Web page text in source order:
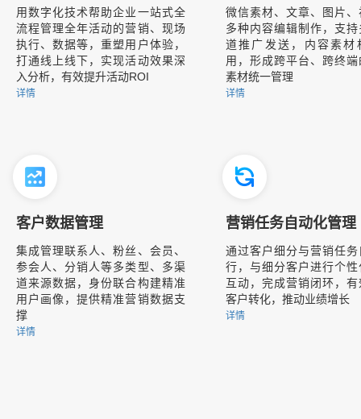
用数字化技术帮助企业一站式全
流程管理全年活动的营销、现场
执行、数据等，重塑用户体验，
打通线上线下，实现活动效果深
入分析，有效提升活动ROI
详情
微信素材、文章、图片、
多种内容编辑制作，支
道推广发送，内容素材
用，形成跨平台、跨终
素材统一管理
详情
客户数据管理
集成管理联系人、粉丝、会员、
参会人、分销人等多类型、多渠
道来源数据，身份联合构建精准
用户画像，提供精准营销数据支
撑
详情
营销任务自动化管理
通过客户细分与营销任务
行，与细分客户进行个性
互动，完成营销闭环，
客户转化，推动业绩增长
详情